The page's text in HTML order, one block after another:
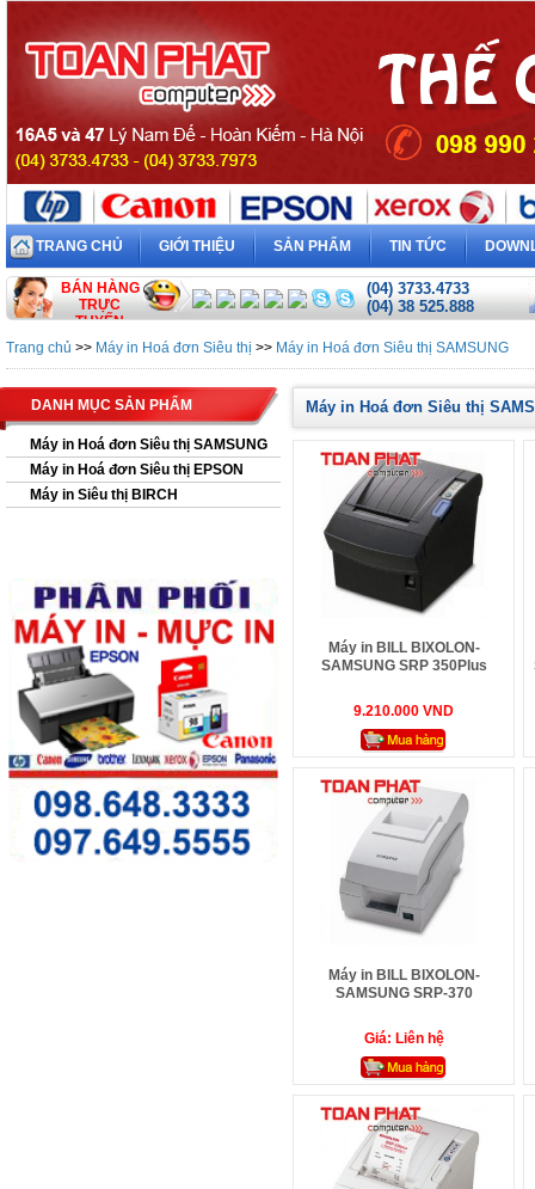
TRANG CHỦ GIỚI THIỆU SẢN PHẨM TIN TỨC
BÁN HÀNG
TRỰC
TUYẾN
(04) 3733.4733
(04) 38 525.888
Trang chủ >> Máy in Hoá đơn Siêu thị >> Máy in Hoá đơn Siêu thị SAMSUNG
DANH MỤC SẢN PHẨM
Máy in Hoá đơn Siêu thị SAMSUNG
Máy in Hoá đơn Siêu thị EPSON
Máy in Siêu thị BIRCH
Máy in Hoá đơn Siêu thị
Máy in BILL BIXOLON-
SAMSUNG SRP 350Plus
9.210.000 VND
Máy in BILL BIXOLON-
SAMSUNG SRP-370
Giá: Liên hệ